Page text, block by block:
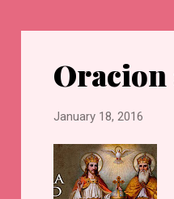
Oracion
January 18, 2016